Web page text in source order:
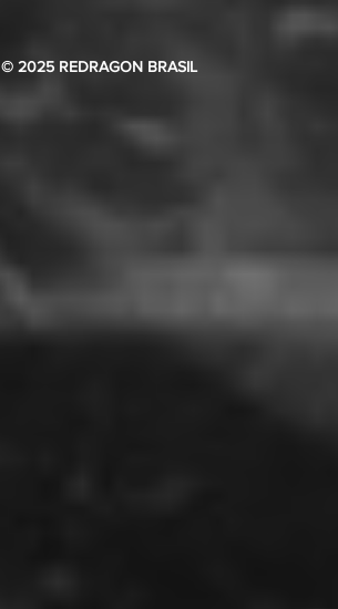
© 2025 REDRAGON BRASIL